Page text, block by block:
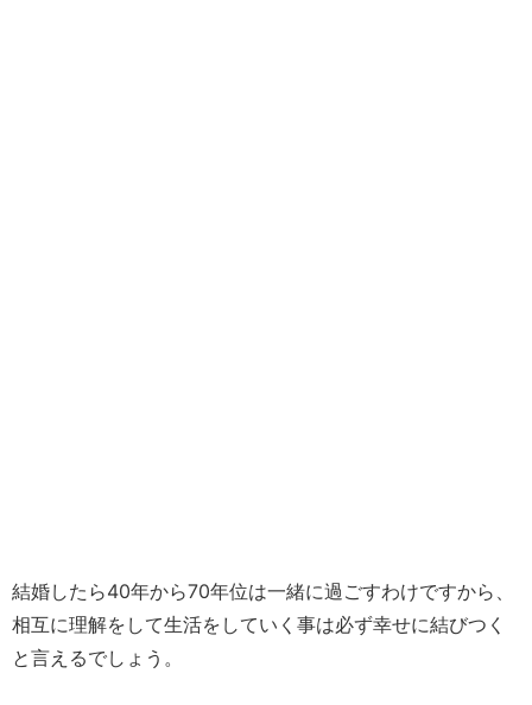
結婚したら40年から70年位は一緒に過ごすわけですから、
相互に理解をして生活をしていく事は必ず幸せに結びつく
と言えるでしょう。